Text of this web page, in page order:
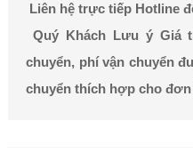
Liên hệ trực tiếp Hotline
Quý Khách Lưu ý Giá
chuyển, phí vận chuyển
chuyển thích hợp cho đơn